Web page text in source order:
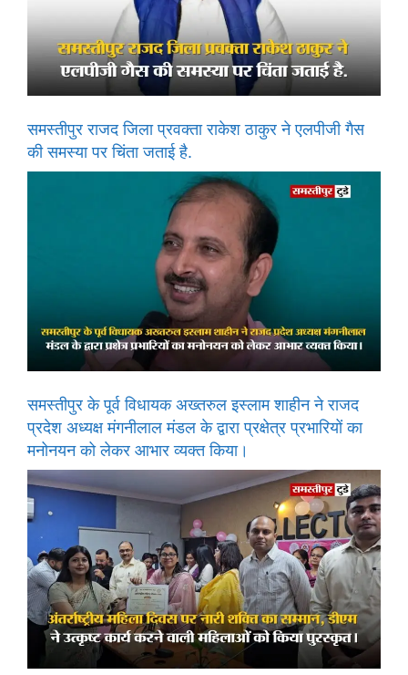
समस्तीपुर राजद जिला प्रवक्ता राकेश ठाकुर ने एलपीजी गैस
की समस्या पर चिंता जताई है.
समस्तीपुर के पूर्व विधायक अख्तरुल इस्लाम शाहीन ने राजद
प्रदेश अध्यक्ष मंगनीलाल मंडल के द्वारा प्रक्षेत्र प्रभारियों का
मनोनयन को लेकर आभार व्यक्त किया।